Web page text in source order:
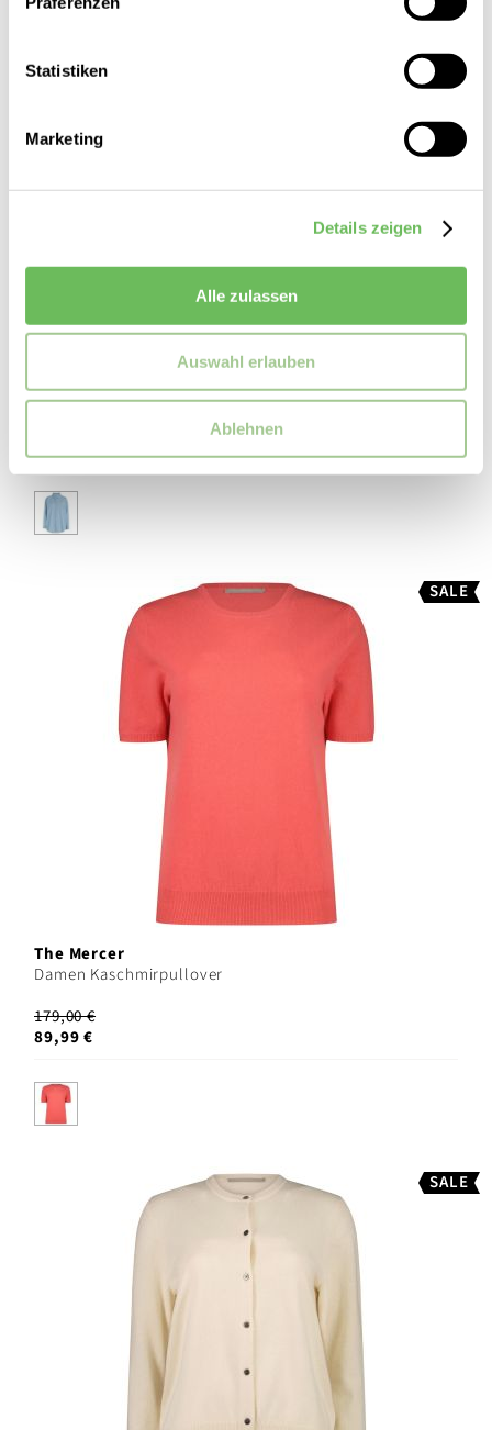
Statistiken
Marketing
Details zeigen
Alle zulassen
Auswahl erlauben
Ablehnen
Calvin Klein Jeans
Damen Blusen Oversized LS Denim
SALE
The Mercer
Damen Kaschmirpullover
179,00 €
89,99 €
SALE